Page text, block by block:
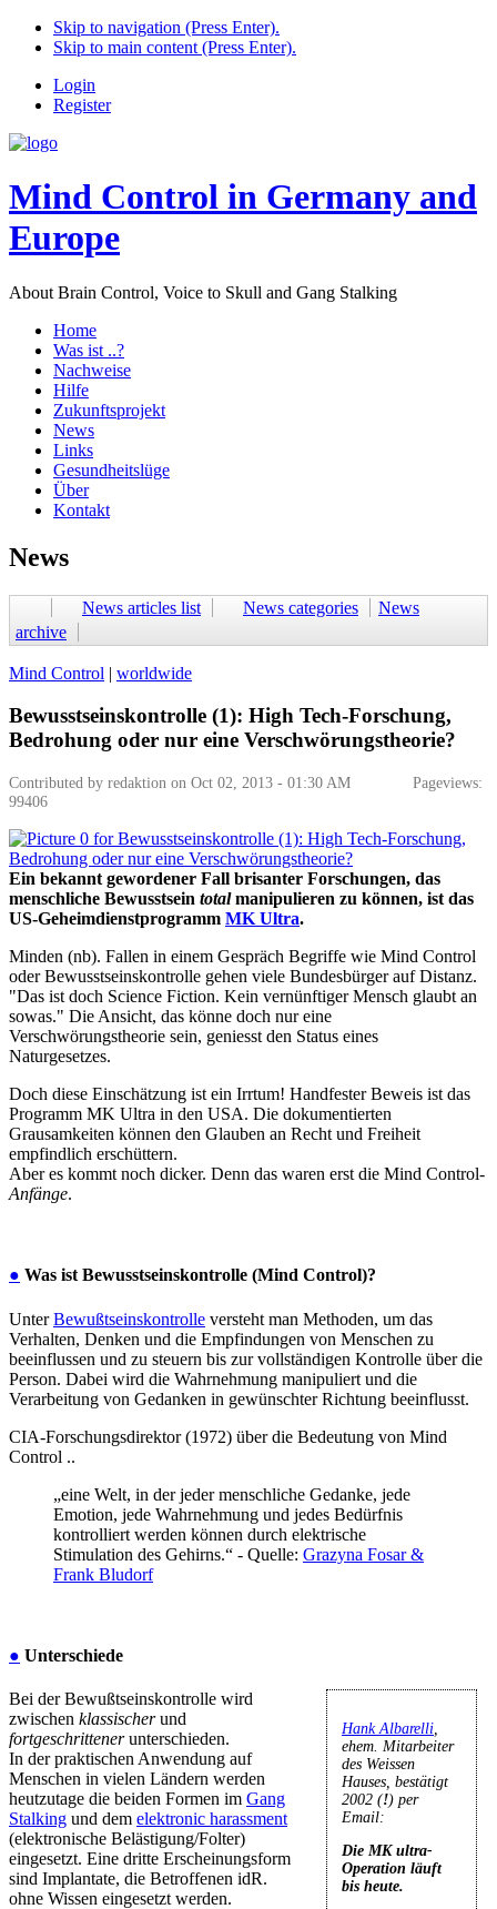
Skip to navigation (Press Enter).
Skip to main content (Press Enter).
Login
Register
Mind Control in Germany and
Europe
About Brain Control, Voice to Skull and Gang Stalking
Home
Was ist ..?
Nachweise
Hilfe
Zukunftsprojekt
News
Links
Gesundheitslüge
Über
Kontakt
News
News articles list News categories
News
archive
Mind Control | worldwide
Bewusstseinskontrolle (1): High Tech-Forschung,
Bedrohung oder nur eine Verschwörungstheorie?
Contributed by redaktion on Oct 02, 2013 - 01:30 AM Pageviews:
99406
Ein bekannt gewordener Fall brisanter Forschungen, das
menschliche Bewusstsein totalmanipulieren zu können, ist das
US-Geheimdienstprogramm MK Ultra.
Minden (nb). Fallen in einem Gespräch Begriffe wie Mind Control
oder Bewusstseinskontrolle gehen viele Bundesbürger auf Distanz.
"Das ist doch Science Fiction. Kein vernünftiger Mensch glaubt an
sowas." Die Ansicht, das könne doch nur eine
Verschwörungstheorie sein, geniesst den Status eines
Naturgesetzes.
Doch diese Einschätzung ist ein Irrtum! Handfester Beweis ist das
Programm MK Ultra in den USA. Die dokumentierten
Grausamkeiten können den Glauben an Recht und Freiheit
empfindlich erschüttern.
Aber es kommt noch dicker. Denn das waren erst die Mind Control-
Anfänge.
● Was ist Bewusstseinskontrolle (Mind Control)?
UnterBewußtseinskontrolle versteht man Methoden, um das
Verhalten, Denken und die Empfindungen von Menschen zu
beeinflussen und zu steuern bis zur vollständigen Kontrolle über die
Person. Dabei wird die Wahrnehmung manipuliert und die
Verarbeitung von Gedanken in gewünschter Richtung beeinflusst.
CIA-Forschungsdirektor (1972) über die Bedeutung von Mind
Control ..
„eine Welt, in der jeder menschliche Gedanke, jede
Emotion, jede Wahrnehmung und jedes Bedürfnis
kontrolliert werden können durch elektrische
Stimulation des Gehirns.“ - Quelle: Grazyna Fosar &
Frank Bludorf
● Unterschiede
Hank Albarelli,
ehem. Mitarbeiter
des Weissen
Hauses, bestätigt
2002 (!) per
Email:
Die MK ultra-
Operation läuft
bis heute.
Bei der Bewußtseinskontrolle wird
zwischen klassischerund
fortgeschrittenerunterschieden.
In der praktischen Anwendung auf
Menschen in vielen Ländern werden
heutzutage die beiden Formen im Gang
Stalking und dem elektronic harassment
(elektronische Belästigung/Folter)
eingesetzt. Eine dritte Erscheinungsform
sind Implantate, die Betroffenen idR.
ohne Wissen eingesetzt werden.